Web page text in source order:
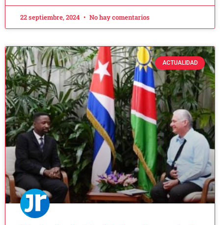
22 septiembre, 2024 No hay comentarios
ACTUALIDAD